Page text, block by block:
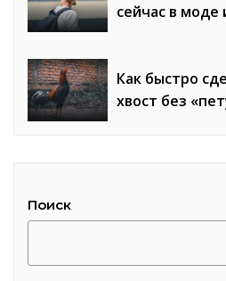
сейчас в моде
Как быстро
хвост без
Поиск